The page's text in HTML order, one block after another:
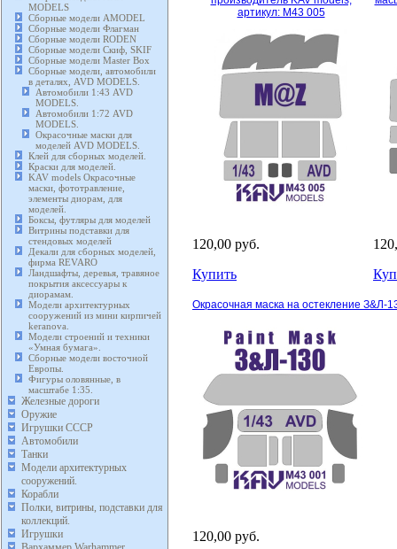
MODELS
Сборные модели AMODEL
Сборные модели Флагман
Сборные модели RODEN
Сборные модели Скиф, SKIF
Сборные модели Master Box
Сборные модели, автомобили
в деталях, AVD MODELS.
Автомобили 1:43 AVD
MODELS.
Автомобили 1:72 AVD
MODELS.
Окрасочные маски для
моделей AVD MODELS.
Клей для сборных моделей.
Краски для моделей.
KAV models Окрасочные
маски, фототравление,
элементы диорам, для
моделей.
Боксы, футляры для моделей
Витрины подставки для
стендовых моделей
Декали для сборных моделей,
фирма REVARO
Ландшафты, деревья, травяное
покрытия аксессуары к
диорамам.
Модели архитектурных
сооружений из мини кирпичей
keranova.
Модели строений и техники
«Умная бумага».
Сборные модели восточной
Европы.
Фигуры оловянные, в
масштабе 1:35.
Железные дороги
Оружие
Игрушки СССР
Автомобили
Танки
Модели архитектурных
сооружений.
Корабли
Полки, витрины, подставки для
коллекций.
Игрушки
артикул: M43 005
120,00 руб.
Купить
Окрасочная маска на остекление З&Л-
120,00 руб.